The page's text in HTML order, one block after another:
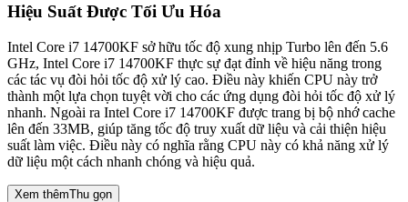
Hiệu Suất Được Tối Ưu Hóa
Intel Core i7 14700KF sở hữu tốc độ xung nhịp Turbo lên đến 5.6
GHz, Intel Core i7 14700KF thực sự đạt đỉnh về hiệu năng trong
các tác vụ đòi hỏi tốc độ xử lý cao. Điều này khiến CPU này trở
thành một lựa chọn tuyệt vời cho các ứng dụng đòi hỏi tốc độ xử lý
nhanh. Ngoài ra Intel Core i7 14700KF được trang bị bộ nhớ cache
lên đến 33MB, giúp tăng tốc độ truy xuất dữ liệu và cải thiện hiệu
suất làm việc. Điều này có nghĩa rằng CPU này có khả năng xử lý
dữ liệu một cách nhanh chóng và hiệu quả.
Xem thêmThu gọn